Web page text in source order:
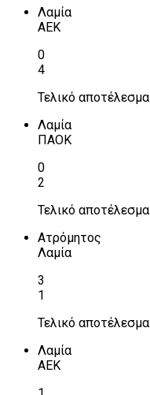
Λαμία
ΑΕΚ
0
4
Τελικό αποτέλεσμα
Λαμία
ΠΑΟΚ
0
2
Τελικό αποτέλεσμα
Ατρόμητος
Λαμία
3
1
Τελικό αποτέλεσμα
Λαμία
ΑΕΚ